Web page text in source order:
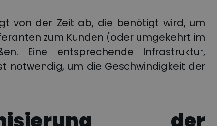
von der Zeit ab, die benötigt wird, um
zum Kunden (oder umgekehrt im
Eine entsprechende Infrastruktur,
notwendig, um die Geschwindigkeit der